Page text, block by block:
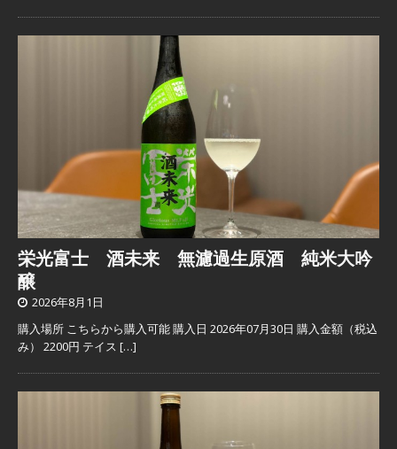
栄光富士 酒未来 無濾過生原酒 純米大吟
醸
2026年8月1日
購入場所 こちらから購入可能 購入日 2026年07月30日 購入金額（税込
み） 2200円 テイス […]